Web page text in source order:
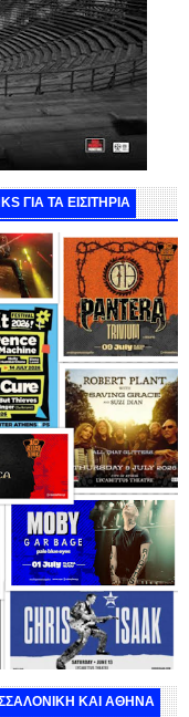
ΓΙΑ ΤΑ ΕΙΣΙΤΗΡΙΑ
ΚΑΙ ΑΘΗΝΑ